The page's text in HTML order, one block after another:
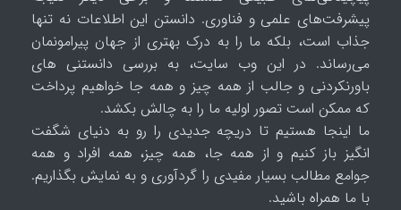
پیشرفت‌های علمی و فناوری. دانستن این اطلاعات نه تنها
جذاب است، بلکه ما را به درک بهتری از جهان پیرامونمان
می‌رساند. در این وب سایت، به بررسی دانستنی های
باورنکردنی و جالب از همه چیز و همه جا خواهیم پرداخت
که ممکن است تصور اولیه ما را به چالش بکشد.
ما اینجا هستیم تا دریچه جدیدی را رو به دنیای شگفت
انگیز باز کنیم و از همه جا، همه چیز، همه افراد و همه
جوامع مطالب بسیار مفیدی را گردآوری و به نمایش بگذاریم.
با ما همراه باشید.